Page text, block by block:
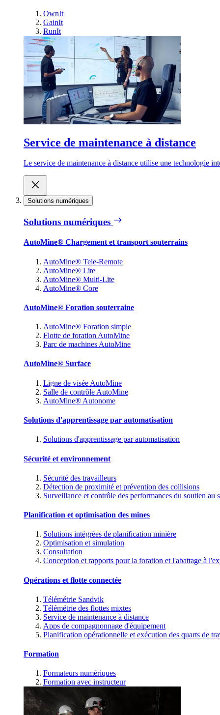
OwnIt
GainIt
RunIt
Service de maintenance à distance
Le service de maintenance à distance utilise une technologie
Solutions numériques
Solutions numériques
AutoMine® Chargement et transport souterrains
AutoMine® Tele-Remote
AutoMine® Lite
AutoMine® Multi-Lite
AutoMine® Core
AutoMine® Foration souterraine
AutoMine® Foration simple
Flotte de foration AutoMine
Parc de machines AutoMine
AutoMine® Surface
Ligne de visée AutoMine
Salle de contrôle AutoMine
AutoMine® Autonome
Solutions d'apprentissage par automatisation
Solutions d'apprentissage par automatisation
Sécurité et environnement
Sécurité des travailleurs
Détection de proximité et prévention des collisions
Surveillance et contrôle des performances du soutien au
Planification et optimisation des mines
Solutions intégrées de planification minière
Optimisation et simulation
Consultation
Conception et rapports pour la foration et l'abattage à
Opérations et flotte connectée
Télémétrie Sandvik
Télémétrie des flottes mixtes
Service de maintenance à distance
Apps de compagnonnage d'équipement
Planification opérationnelle et exécution des quarts de
Formation
Formateurs numériques
Formation avec instructeur